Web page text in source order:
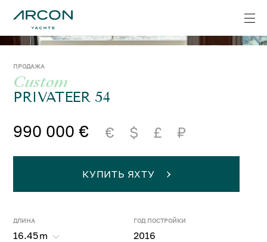
ПРОДАЖА
Custom
PRIVATEER 54
990 000 € € $ £ ₽
ДЛИНА
16.45m
ГОД ПОСТРОЙКИ
2016
КУПИТЬ ЯХТУ